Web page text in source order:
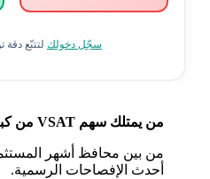
سجّل دخولكلتتبّع دقة
من يمتلك سهم VSAT من كبار المستثمرين؟
من بين محافظ أشهر
أحدث الإفصاحات الرسمية.